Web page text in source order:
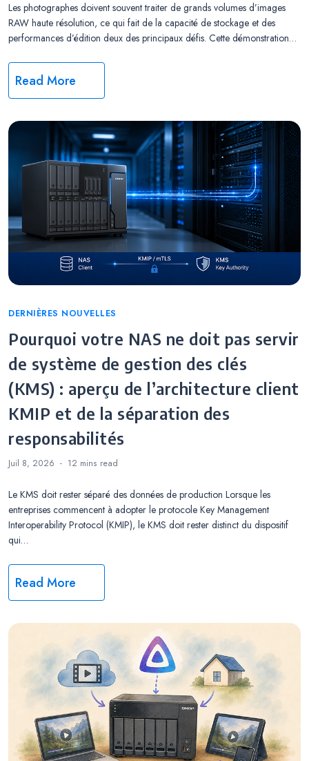
Les photographes doivent souvent traiter de grands volumes d’images
RAW haute résolution, ce qui fait de la capacité de stockage et des
performances d’édition deux des principaux défis. Cette démonstration…
Read More
Categories
DERNIÈRES NOUVELLES
Pourquoi votre NAS ne doit pas servir
de système de gestion des clés
(KMS) : aperçu de l’architecture client
KMIP et de la séparation des
responsabilités
Juil 8, 2026 12 mins read
Le KMS doit rester séparé des données de production Lorsque les
entreprises commencent à adopter le protocole Key Management
Interoperability Protocol (KMIP), le KMS doit rester distinct du dispositif
qui…
Read More